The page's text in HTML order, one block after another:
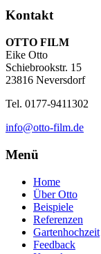
Kontakt
OTTO FILM
Eike Otto
Schiebrookstr. 15
23816 Neversdorf
Tel. 0177-9411302
info@otto-film.de
Menü
Home
Über Otto
Beispiele
Referenzen
Gartenhochzeit
Feedback